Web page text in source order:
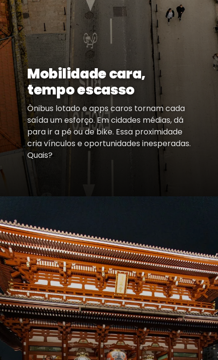
Mobilidade cara,
tempo escasso
Ônibus lotado e apps caros tornam cada
saída um esforço. Em cidades médias, dá
para ir a pé ou de bike. Essa proximidade
cria vínculos e oportunidades inesperadas.
Quais?